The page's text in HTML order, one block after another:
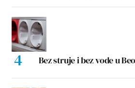
Bez struje i bez vode u